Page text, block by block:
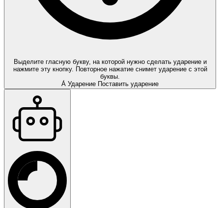
Выделите гласную букву, на которой нужно сделать ударение и
нажмите эту кнопку. Повторное нажатие снимет ударение с этой
буквы.
А́ Ударение Поставить ударение